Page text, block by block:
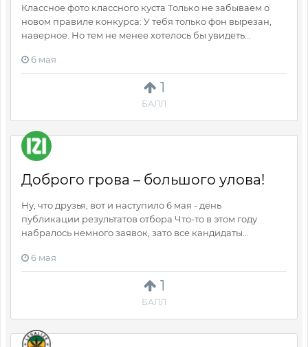
1
БАЛЛ
Классное фото классного куста Только не забываем о
новом правиле конкурса: У тебя только фон вырезан,
наверное. Но тем не менее хотелось бы увидеть...
6 мая
1
БАЛЛ
Доброго грова – большого улова!
Ну, что друзья, вот и наступило 6 мая - день
публикации результатов отбора Что-то в этом году
набралось немного заявок, зато все кандидаты...
6 мая